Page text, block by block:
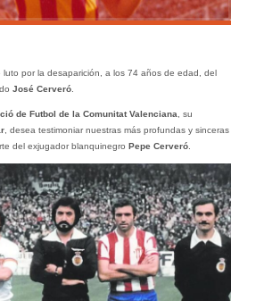
luto por la desaparición, a los 74 años de edad, del
José Cerveró.
de Futbol de la Comunitat Valenciana , su
, desea testimoniar nuestras más profundas y sinceras
del exjugador blanquinegro Pepe Cerveró.